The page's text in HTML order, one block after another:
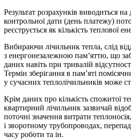
Результат розрахунків виводиться
контрольної дати (день платежу)
реєструється як кількість теплової
Вибираючи лічильник тепла, слід
з енергонезалежною пам’яттю, що
даних навіть при тривалій
Термін зберігання в пам’яті
у сучасних теплолічильників може
Крім даних про кількість спожитої
квартирний лічильник зазвичай
поточні значення витрати
і зворотному трубопроводах,
часу роботи та ін.